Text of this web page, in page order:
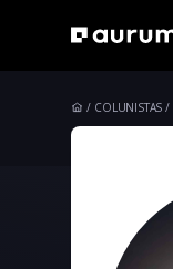
COLUNISTAS